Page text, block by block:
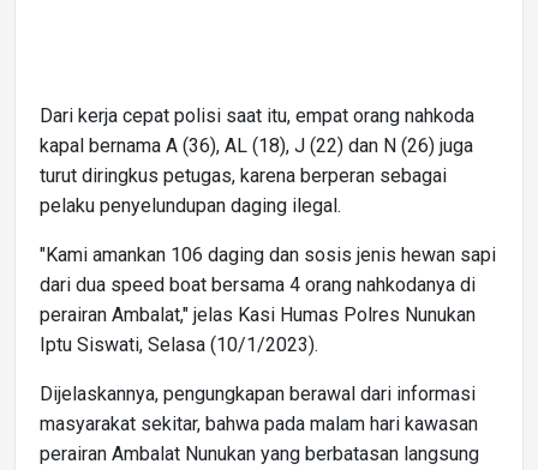
Dari kerja cepat polisi saat itu, empat orang nahkoda
kapal bernama A (36), AL (18), J (22) dan N (26) juga
turut diringkus petugas, karena berperan sebagai
pelaku penyelundupan daging ilegal.
"Kami amankan 106 daging dan sosis jenis hewan sapi
dari dua speed boat bersama 4 orang nahkodanya di
perairan Ambalat," jelas Kasi Humas Polres Nunukan
Iptu Siswati, Selasa (10/1/2023).
Dijelaskannya, pengungkapan berawal dari informasi
masyarakat sekitar, bahwa pada malam hari kawasan
perairan Ambalat Nunukan yang berbatasan langsung